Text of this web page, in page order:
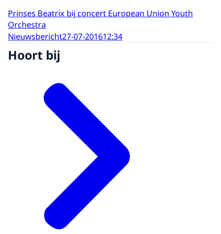
Prinses Beatrix bij concert European Union Youth
Orchestra
Nieuwsbericht27-07-201612:34
Hoort bij